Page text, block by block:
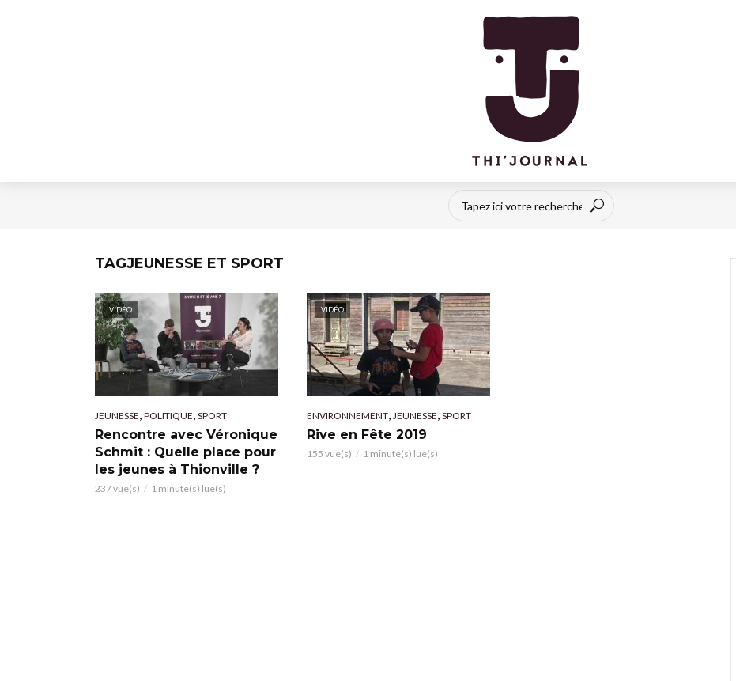
TAGJEUNESSE ET SPORT
VIDÉO
JEUNESSE, POLITIQUE, SPORT
Rencontre avec Véronique
Schmit : Quelle place pour
les jeunes à Thionville ?
237 vue(s) 1 minute(s) lue(s)
VIDÉO
ENVIRONNEMENT, JEUNESSE, SPORT
Rive en Fête 2019
155 vue(s) 1 minute(s) lue(s)